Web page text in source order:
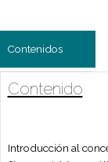
Contenido
fijos y variables.